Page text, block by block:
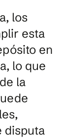
los
esta
en
lo que
la
disputa